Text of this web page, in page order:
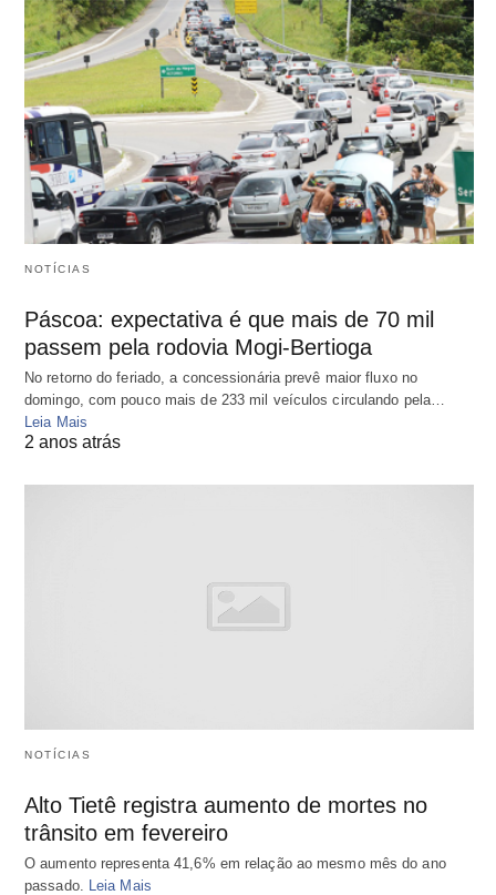
NOTÍCIAS
Páscoa: expectativa é que mais de 70 mil
passem pela rodovia Mogi-Bertioga
No retorno do feriado, a concessionária prevê maior fluxo no
domingo, com pouco mais de 233 mil veículos circulando pela…
Leia Mais
2 anos atrás
NOTÍCIAS
Alto Tietê registra aumento de mortes no
trânsito em fevereiro
O aumento representa 41,6% em relação ao mesmo mês do ano
passado.
Leia Mais